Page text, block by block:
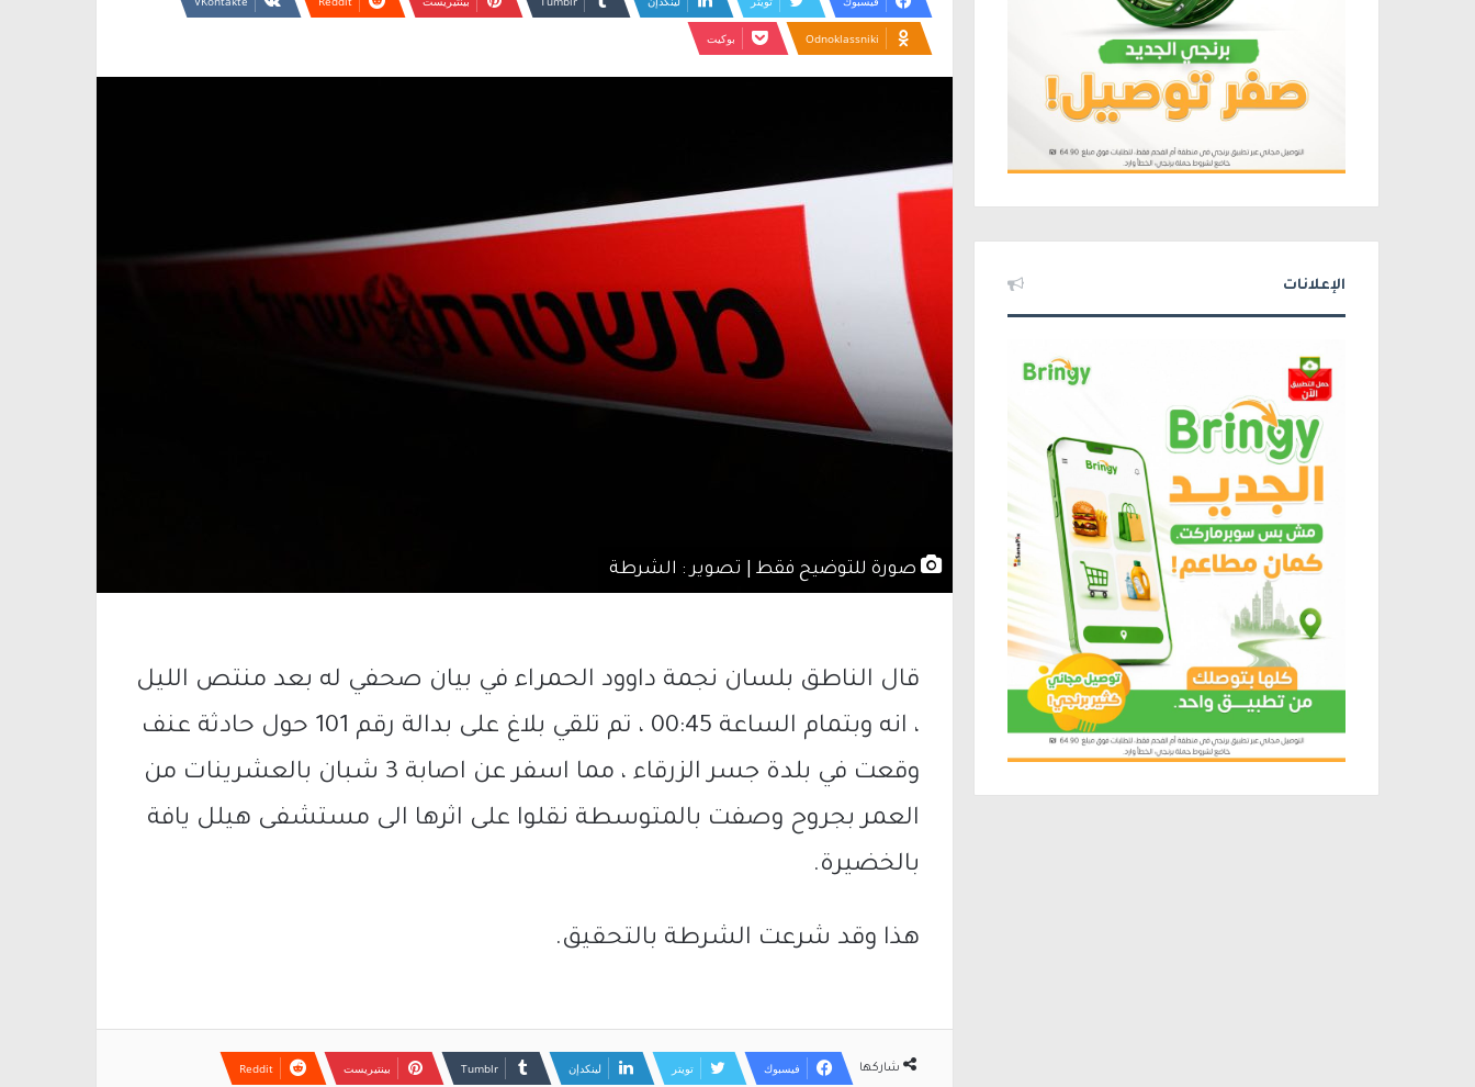
Odnoklassniki بوكيت
صورة للتوضيح فقط | تصوير : الشرطة
قال الناطق بلسان نجمة داوود الحمراء في بيان صحفي له بعد منتص الليل
، انه وبتمام الساعة 00:45 ، تم تلقي بلاغ على بدالة رقم 101 حول حادثة عنف
وقعت في بلدة جسر الزرقاء ، مما اسفر عن اصابة 3 شبان بالعشرينات من
العمر بجروح وصفت بالمتوسطة نقلوا على اثرها الى مستشفى هيلل يافة
بالخضيرة.
هذا وقد شرعت الشرطة بالتحقيق.
شاركها فيسبوك تويتر لينكدإن بينتيريست
الإعلانات